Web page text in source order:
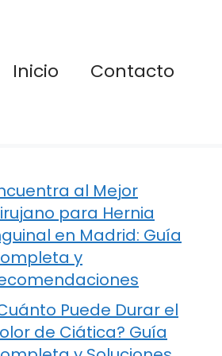
Inicio Contacto
al Mejor
para Hernia
en Madrid: Guía
y
Puede Durar el
de Ciática? Guía